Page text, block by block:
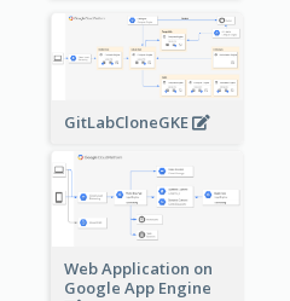
GitLabCloneGKE
Web Application on
Google App Engine